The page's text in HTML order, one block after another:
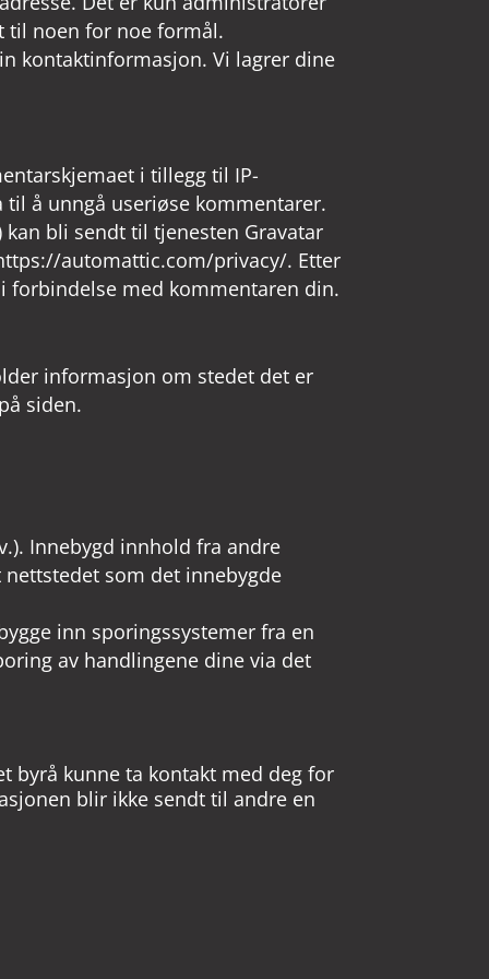
til noen for noe formål.
kontaktinformasjon. Vi lagrer dine
i tillegg til IP-
å unngå useriøse kommentarer.
kan bli sendt til tjenesten Gravatar
automattic.com/privacy/. Etter
med kommentaren din.
informasjon om stedet det er
siden.
Innebygd innhold fra andre
som det innebygde
inn sporingssystemer fra en
av handlingene dine via det
byrå kunne ta kontakt med deg for
blir ikke sendt til andre en